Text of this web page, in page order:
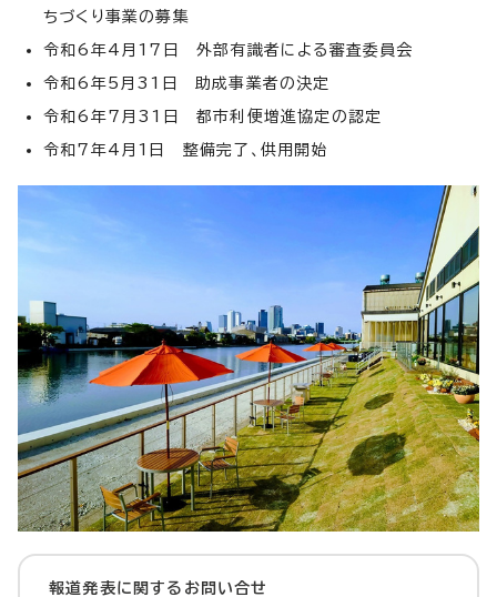
ちづくり事業の募集
令和6年4月17日 外部有識者による審査委員会
令和6年5月31日 助成事業者の決定
令和6年7月31日 都市利便増進協定の認定
令和7年4月1日 整備完了、供用開始
報道発表に関するお問い合せ